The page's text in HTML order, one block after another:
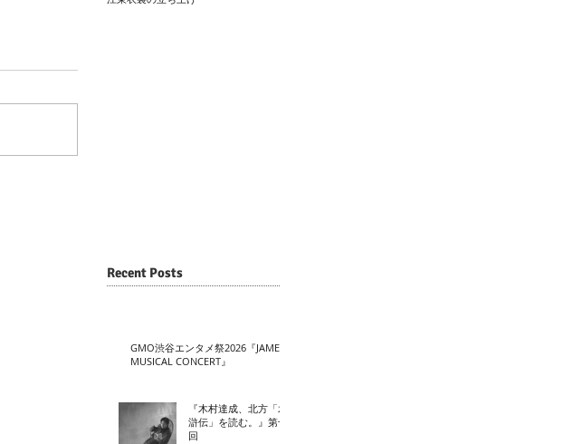
Recent Posts
GMO渋谷エンタメ祭2026『JAME
MUSICAL CONCERT』
『木村達成、北方「水
滸伝」を読む。』第十
回